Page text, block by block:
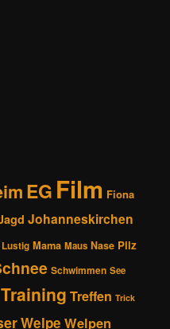
EG Film Fiona
Johanneskirchen
Lustig Mama Maus Nase Pilz
Schwimmen See
Training Treffen Trick
Welpe Welpen